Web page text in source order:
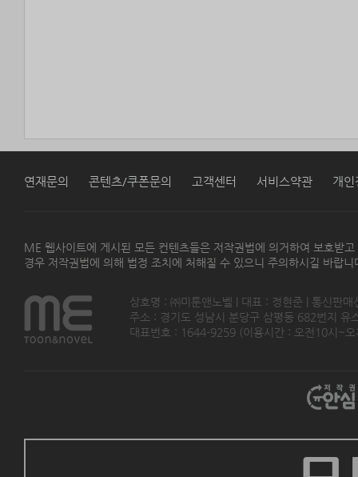
연재문의 콘텐츠/쿠폰문의 고객센터 서비스약관 개인
ME 웹사이트에 게시된 모든 컨텐츠들은 저작권법에 의거하여 보호받
경우 저작권법에 의해 법정 조치에 처해질 수 있으니 주의하시길 바랍니
상호명 : ㈜미툰앤노벨 | 대표 : 정현준 | 통신판
주소 : 경기도 성남시 분당구 삼평동 682번지
대표번호 : 1644-9259 (이용시간 : 오전10시~